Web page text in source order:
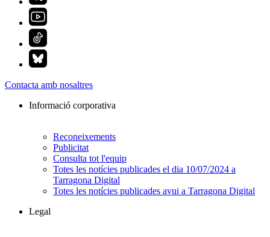
Contacta amb nosaltres
Informació corporativa
Reconeixements
Publicitat
Consulta tot l'equip
Totes les notícies publicades el dia 10/07/2024 a
Tarragona Digital
Totes les notícies publicades avui a Tarragona Digital
Legal